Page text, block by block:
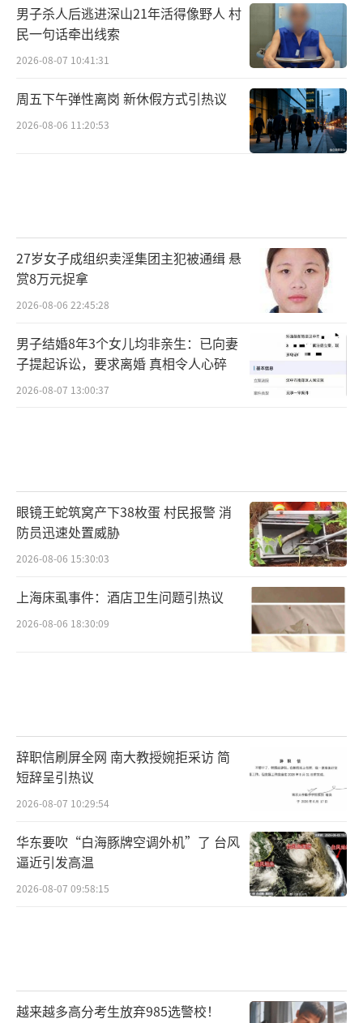
男子杀人后逃进深山21年活得像野人 村
民一句话牵出线索
2026-08-07 10:41:31
周五下午弹性离岗 新休假方式引热议
2026-08-06 11:20:53
27岁女子成组织卖淫集团主犯被通缉 悬
赏8万元捉拿
2026-08-06 22:45:28
男子结婚8年3个女儿均非亲生：已向妻
子提起诉讼，要求离婚 真相令人心碎
2026-08-07 13:00:37
眼镜王蛇筑窝产下38枚蛋 村民报警 消
防员迅速处置威胁
2026-08-06 15:30:03
上海床虱事件：酒店卫生问题引热议
2026-08-06 18:30:09
辞职信刷屏全网 南大教授婉拒采访 简
短辞呈引热议
2026-08-07 10:29:54
华东要吹“白海豚牌空调外机”了 台风
逼近引发高温
2026-08-07 09:58:15
越来越多高分考生放弃985选警校！